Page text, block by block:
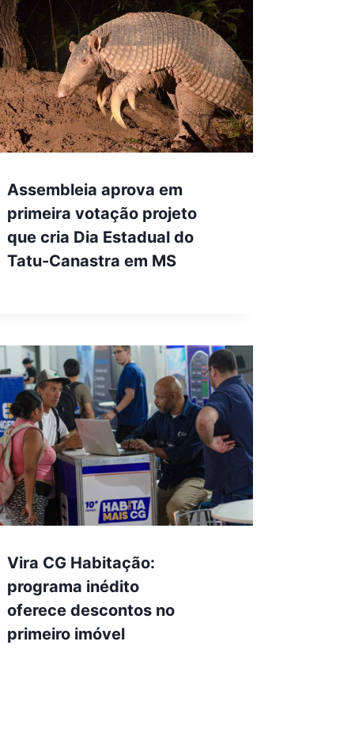
Assembleia aprova em
primeira votação projeto
que cria Dia Estadual do
Tatu-Canastra em MS
Vira CG Habitação:
programa inédito
oferece descontos no
primeiro imóvel